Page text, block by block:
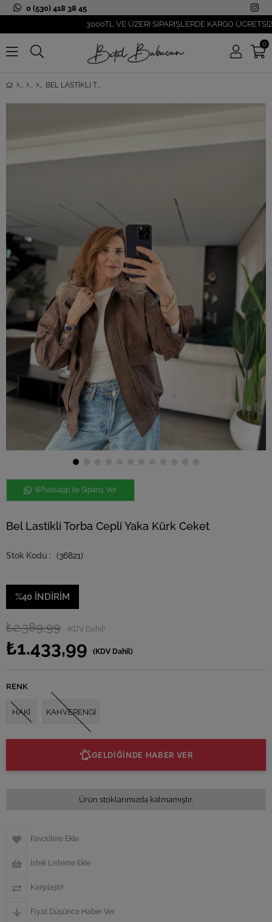
0 (530) 418 38 45
3000TL VE ÜZERİ SİPARİŞLERDE KARGO ÜCRETSİZ!
0
BEL LASTIKLI TORBA CEPLI YAKA KÜRK CEKET
Whatsapp ile Sipariş Ver
Bel Lastikli Torba Cepli Yaka Kürk Ceket
(36821)
%40 İNDIRIM
₺2.389,99 (KDV Dahil)
₺1.433,99 (KDV Dahil)
RENK
HAKİ KAHVERENGİ
GELDİĞİNDE HABER VER
Ürün stoklarımızda kalmamıştır.
Favorilere Ekle
İstek Listeme Ekle
Karşılaştır
Fiyat Düşünce Haber Ver